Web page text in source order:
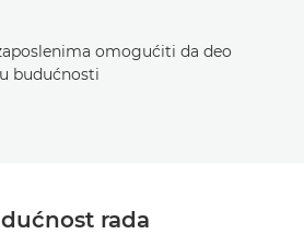
omogućiti da deo
budućnosti
rada